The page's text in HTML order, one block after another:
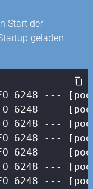
Start der
geladen
6248 ---
6248 ---
6248 ---
6248 ---
6248 ---
6248 ---
6248 ---